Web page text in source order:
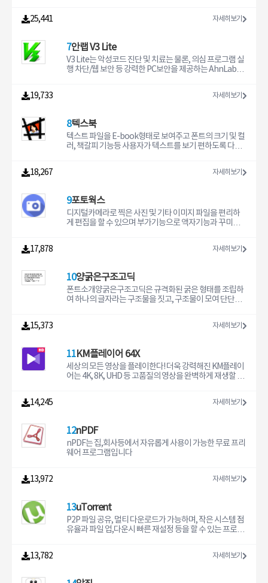
25,441
자세히보기
7안랩 V3 Lite
V3 Lite는 악성코드 진단 및 치료는 물론, 의심 프로그램 실
행 차단/웹 보안 등 강력한 PC보안을 제공하는 AhnLab의
19,733
자세히보기
8텍스북
텍스트 파일을 E-book형태로 보여주고 폰트의 크기 및 컬
러, 책갈피 기능등 사용자가 텍스트를 보기 편하도록 다양
18,267
자세히보기
9포토웍스
디지털카메라로 찍은 사진 및 기타 이미지 파일을 편리하
게 편집을 할 수 있으며 부가기능으로 액자기능과 꾸미기
17,878
자세히보기
10양굵은구조고딕
폰트소개양굵은구조고딕은 규격화된 굵은 형태를 조립하
여 하나의 글자라는 구조물을 짓고, 구조물이 모여 단단하
로만 '디자인시안'의 범위 안에서 확인할 수 있으며, 이외의
자 및 상업적인 용도나 기업 프로모션 목적으로 활용하는
것은 정식구매 또는 계약 이후 가능합니다.참고사항양요나
폰트는 모바일 기기의 설치를 허가 하지 않습니다.유료로
판매하는 것은 엄격히 금지하며 폰트 수정은 어느 경우에
된 무료 폰트에 한정하여 배포하고 있습니다.본 페이지에
닐 수 있습니다.폰트와 관련된 자세한 사항 및 상업적 사용
에 대한 상세 정보는 개발자에 직접 문의하시길 바랍니다.
자동설치형 폰트(EXE)는 다운로드 후 해당 파일을 실행하
시면 자동 설치됩니다.Windows XP는 수동설치 폰트는 다
서는 폰트파일을 더블클릭 또는 우클릭 후 설치 메뉴를 선
pen Type Font)는 Mac용 폰트 입니다
15,373 자세히보기
11 KM플레이어 64X
세상의 모든 영상을 플레이한다! 더욱 강력해진 KM플레이
어는 4K, 8K, UHD 등 고품질의 영상을 완벽하게 재생할 수
14,245
자세히보기
12nPDF
nPDF는 집,회사등에서 자유롭게 사용이 가능한 무료 프리
웨어 프로그램입니다
13,972 자세히보기
13uTorrent
P2P 파일 공유, 멀티 다운로드가 가능하며, 작은 시스템 점
유율과 파일 업,다운시 빠른 재설정 등을 할 수 있는 프로그
13,782
자세히보기